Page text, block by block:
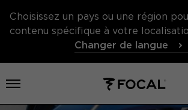
Choisissez un pays ou une région
contenu spécifique à votre
Changer de langue
Ouvrir le menu